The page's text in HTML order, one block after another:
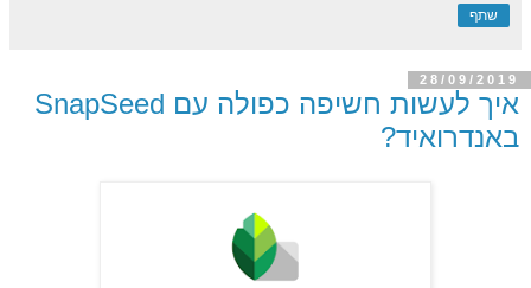
שתף
28/09/2019
איך לעשות חשיפה כפולה עם SnapSeed
באנדרואיד?